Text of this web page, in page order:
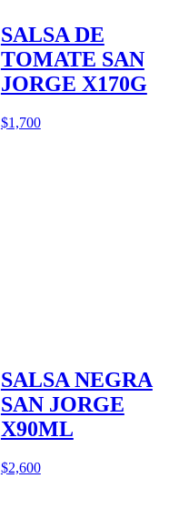
SALSA DE
TOMATE SAN
JORGE X170G
$1,700
SALSA NEGRA
SAN JORGE
X90ML
$2,600